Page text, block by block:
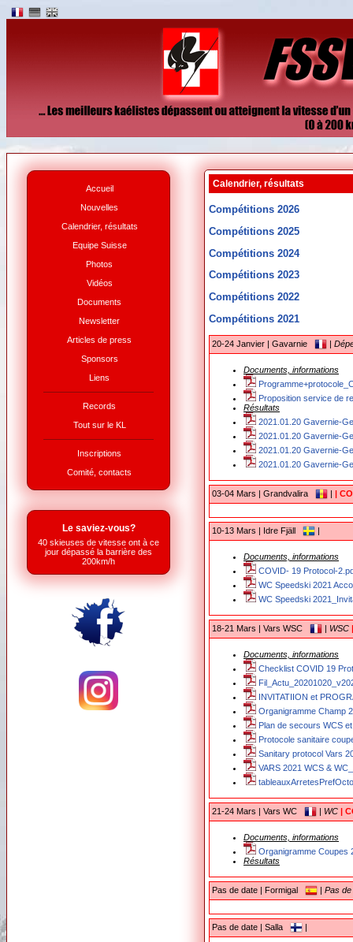
Accueil
Nouvelles
Calendrier, résultats
Equipe Suisse
Photos
Vidéos
Documents
Newsletter
Articles de press
Sponsors
Liens
Records
Tout sur le KL
Inscriptions
Comité, contacts
Le saviez-vous?
40 skieuses de vitesse ont à ce
jour dépassé la barrière des
200km/h
Calendrier, résultats
Compétitions 2026
Compétitions 2025
Compétitions 2024
Compétitions 2023
Compétitions 2022
Compétitions 2021
20-24 Janvier | Gavarnie |
Documents, informations
Proposition service de
Résultats
2021.01.20 Gavernie-
2021.01.20 Gavernie-
2021.01.20 Gavernie-
2021.01.20 Gavernie-
03-04 Mars | Grandvalira | |
10-13 Mars | Idre Fjäll |
Documents, informations
COVID- 19 Protocol-
WC Speedski 2021
WC Speedski
18-21 Mars | Vars WSC | WSC
Documents, informations
Checklist COVID 19
INVITATIION et
Organigramme Champ
Plan de secours WCS
Protocole sanitaire
Sanitary protocol Vars
VARS 2021 WCS &
21-24 Mars | Vars WC | WC |
Documents, informations
Organigramme Coupes
Résultats
Pas de date | Formigal | Pas
Pas de date | Salla |